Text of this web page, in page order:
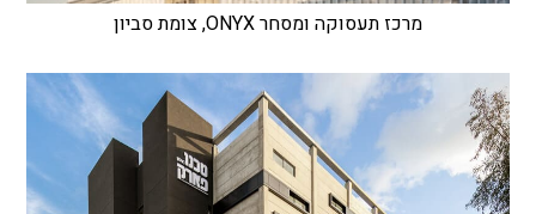
מרכז תעסוקה ומסחר ONYX, צומת סביון